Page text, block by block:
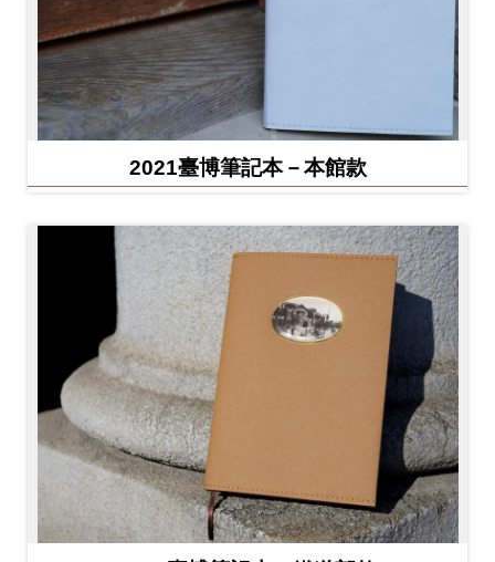
2021臺博筆記本－本館款